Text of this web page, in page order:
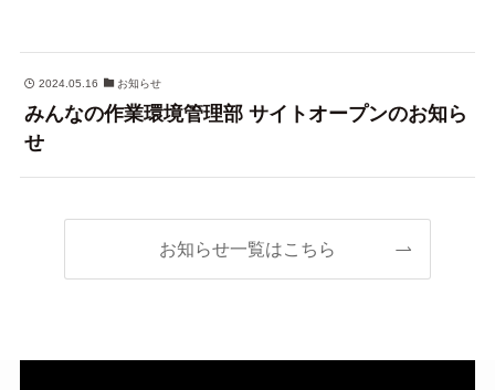
2024.05.16 お知らせ
みんなの作業環境管理部 サイトオープンのお知ら
せ
お知らせ一覧はこちら